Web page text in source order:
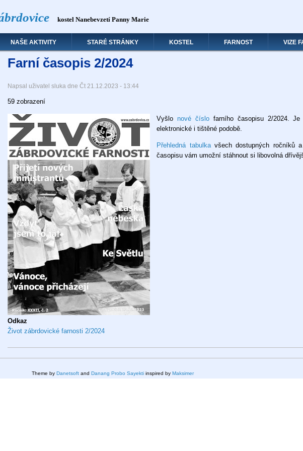
kostel Nanebevzetí Panny Marie
NAŠE AKTIVITY STARÉ STRÁNKY KOSTEL FARNOST VIZE
Farní časopis 2/2024
Napsal uživatel sluka dne Čt 21.12.2023 - 13:44
59 zobrazení
Vyšlonové číslo farního časopisu 2/2024.
elektronické i tištěné podobě.
Přehledná tabulkavšech dostupných ročníků
časopisu vám umožní stáhnout si libovolná
Odkaz
Život zábrdovické farnosti 2/2024
Theme by Danetsoft and Danang Probo Sayekti inspired by Maksimer